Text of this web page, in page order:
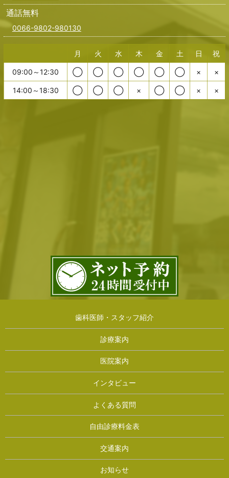
通話無料
0066-9802-980130
月 火 水 木 金 土 日 祝
09:00～12:30 ◯ ◯ ◯ ◯ ◯ ◯ × ×
14:00～18:30 ◯ ◯ ◯ × ◯ ◯ × ×
歯科医師・スタッフ紹介
診療案内
医院案内
インタビュー
よくある質問
自由診療料金表
交通案内
お知らせ